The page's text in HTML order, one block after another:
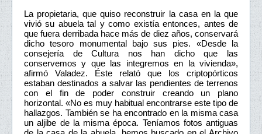
La propietaria, que quiso reconstruir la casa en la que
vivió su abuela tal y como existía entonces, antes de
que fuera derribada hace más de diez años, conservará
dicho tesoro monumental bajo sus pies. «Desde la
consejería de Cultura nos han dicho que las
conservemos y que las integremos en la vivienda»,
afirmó Valadez. Éste relató que los criptopórticos
estaban destinados a salvar las pendientes de terrenos
con el fin de poder construir creando un plano
horizontal. «No es muy habitual encontrarse este tipo de
hallazgos. También se ha encontrado en la misma casa
un aljibe de la misma época. Teníamos fotos antiguas